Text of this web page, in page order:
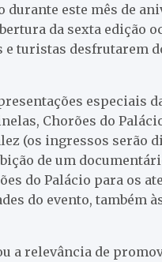
este mês de
da sexta edição
e turistas desfrutarem
especiais
Chorões do
(os ingressos serão
de um
do Palácio para os
do evento, também
a relevância de